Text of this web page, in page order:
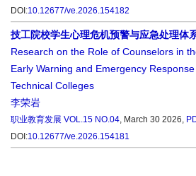
DOI:10.12677/ve.2026.154182
技工院校学生心理危机预警与应急处理体
Research on the Role of Counselors in
Early Warning and Emergency
Technical Colleges
李荣岩
职业教育发展 VOL.15 NO.04, March 30 2026,
DOI:10.12677/ve.2026.154181